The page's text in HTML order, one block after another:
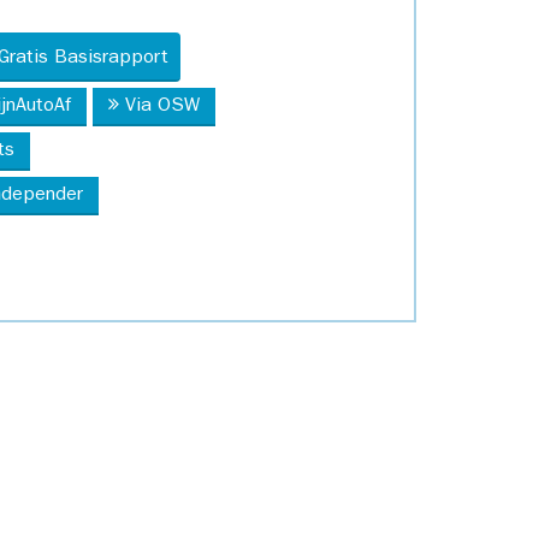
Basisrapport
Via OSW